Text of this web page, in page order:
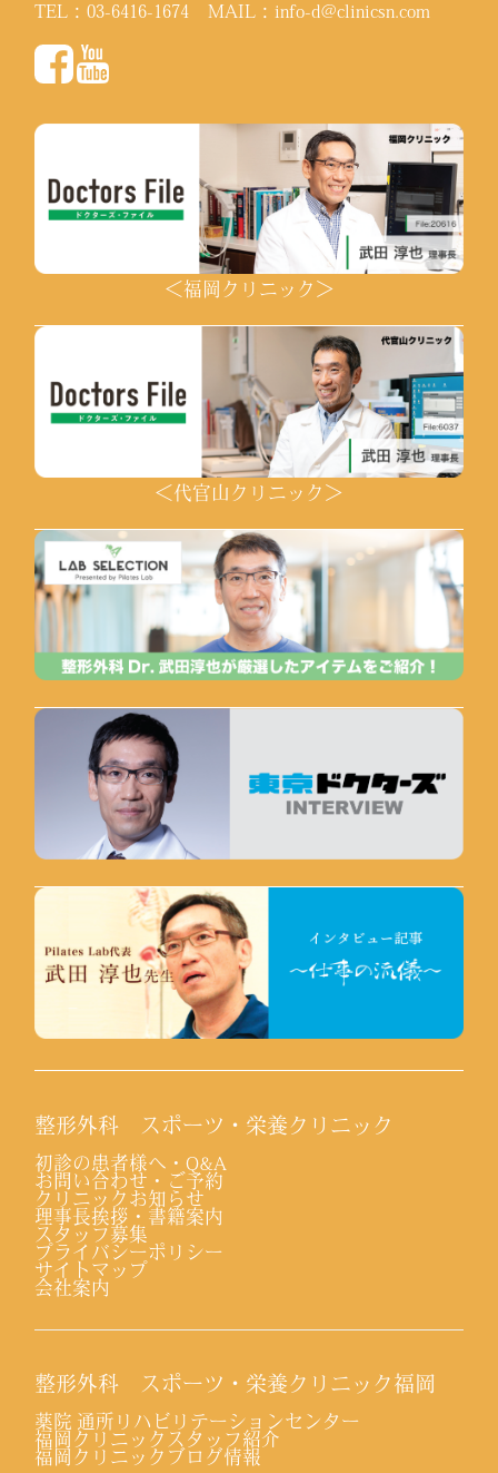
TEL：03-6416-1674 MAIL：info-d@clinicsn.com
＜福岡クリニック＞
＜代官山クリニック＞
整形外科 スポーツ・栄養クリニック
初診の患者様へ・Q&A
お問い合わせ・ご予約
クリニックお知らせ
理事長挨拶・書籍案内
スタッフ募集
プライバシーポリシー
サイトマップ
会社案内
整形外科 スポーツ・栄養クリニック福岡
薬院 通所リハビリテーションセンター
福岡クリニックスタッフ紹介
福岡クリニックブログ情報